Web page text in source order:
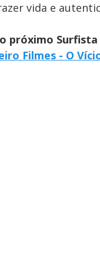
vida e
próximo
Filmes - O